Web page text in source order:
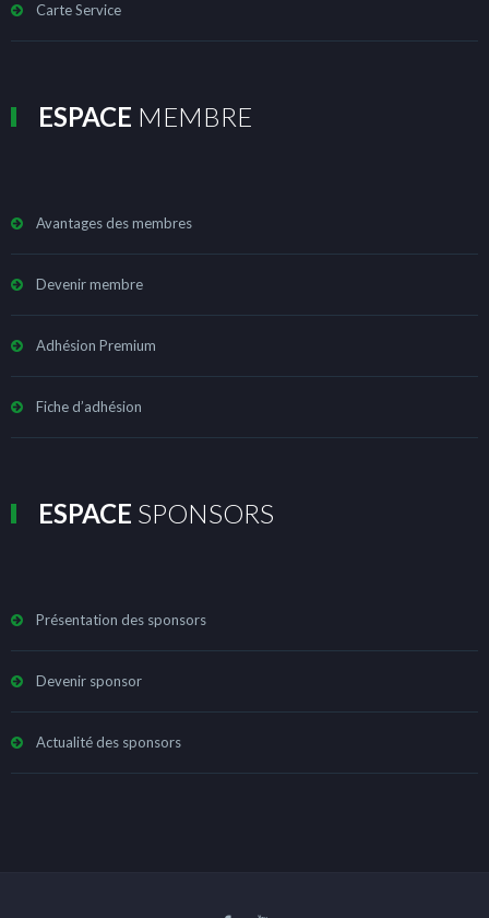
Carte Service
ESPACE MEMBRE
Avantages des membres
Devenir membre
Adhésion Premium
Fiche d’adhésion
ESPACE SPONSORS
Présentation des sponsors
Devenir sponsor
Actualité des sponsors